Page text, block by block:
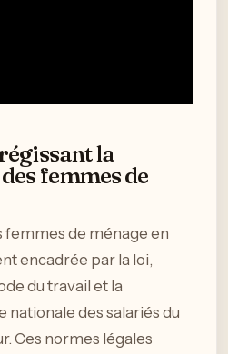
la
femmes de
femmes de ménage en
encadrée par la loi,
du travail et la
des salariés du
Ces normes légales